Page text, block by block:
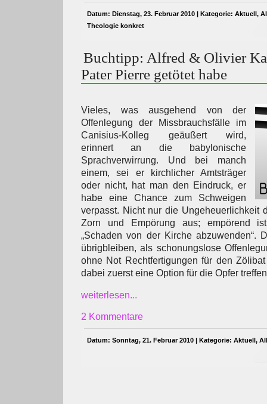
Datum: Dienstag, 23. Februar 2010 | Kategorie: Aktuell,
Theologie konkret
Buchtipp: Alfred & Olivier
Pater Pierre getötet habe
Vieles, was ausgehend von der
Offenlegung der Missbrauchsfälle im
Canisius-Kolleg geäußert wird,
erinnert an die babylonische
Sprachverwirrung. Und bei manch
einem, sei er kirchlicher Amtsträger
oder nicht, hat man den Eindruck, er
habe eine Chance zum Schweigen
verpasst. Nicht nur die Ungeheuerlichkeit
Zorn und Empörung aus; empörend
„Schaden von der Kirche abzuwenden“.
übrigbleiben, als schonungslose
ohne Not Rechtfertigungen für den
dabei zuerst eine Option für die Opfer
weiterlesen...
2 Kommentare
Datum: Sonntag, 21. Februar 2010 | Kategorie: Aktuell,